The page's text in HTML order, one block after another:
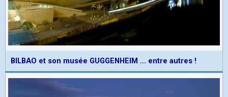
BILBAO et son musée GUGGENHEIM ... entre autres !